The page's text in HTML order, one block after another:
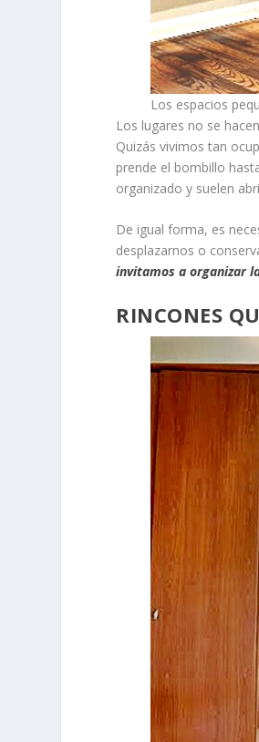
Los espacios
Los lugares no se
Quizás vivimos tan
prende el bombillo
organizado y suelen
De igual forma, es
desplazarnos o
invitamos a organizar
RINCONES